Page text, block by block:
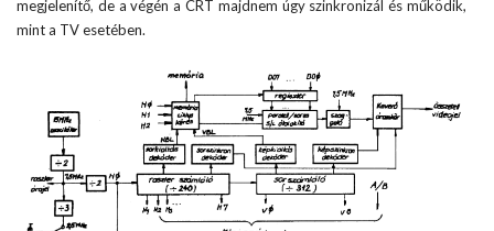
megjelenítő, de a végén a CRT majdnem úgy szinkronizál és működik,
mint a TV esetében.